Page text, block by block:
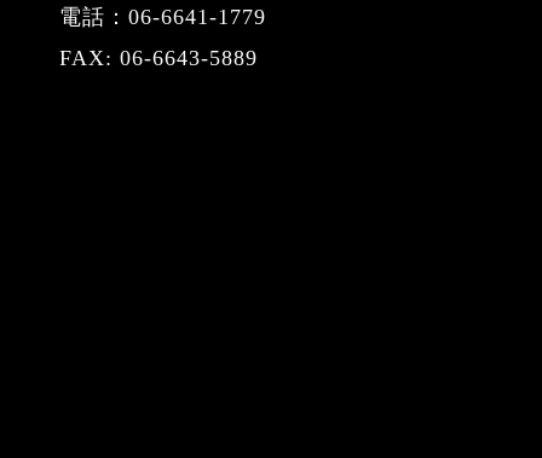
電話：06-6641-1779
FAX: 06-6643-5889